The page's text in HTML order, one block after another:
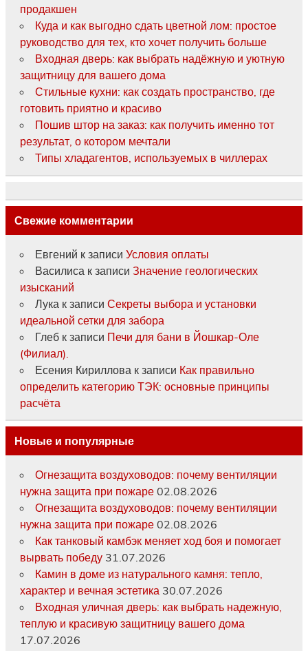
продакшен
Куда и как выгодно сдать цветной лом: простое
руководство для тех, кто хочет получить больше
Входная дверь: как выбрать надёжную и уютную
защитницу для вашего дома
Стильные кухни: как создать пространство, где
готовить приятно и красиво
Пошив штор на заказ: как получить именно тот
результат, о котором мечтали
Типы хладагентов, используемых в чиллерах
Свежие комментарии
Евгений к записи Условия оплаты
Василиса к записи Значение геологических
изысканий
Лука к записи Секреты выбора и установки
идеальной сетки для забора
Глебк записи Печи для бани в Йошкар-Оле
(Филиал).
Есения Кириллова к записи Как правильно
определить категорию ТЭК: основные принципы
расчёта
Новые и популярные
Огнезащита воздуховодов: почему вентиляции
нужна защита при пожаре 02.08.2026
Огнезащита воздуховодов: почему вентиляции
нужна защита при пожаре 02.08.2026
Как танковый камбэк меняет ход боя и помогает
вырвать победу 31.07.2026
Камин в доме из натурального камня: тепло,
характер и вечная эстетика 30.07.2026
Входная уличная дверь: как выбрать надежную,
теплую и красивую защитницу вашего дома
17.07.2026